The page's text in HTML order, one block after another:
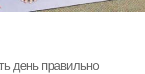
день правильно